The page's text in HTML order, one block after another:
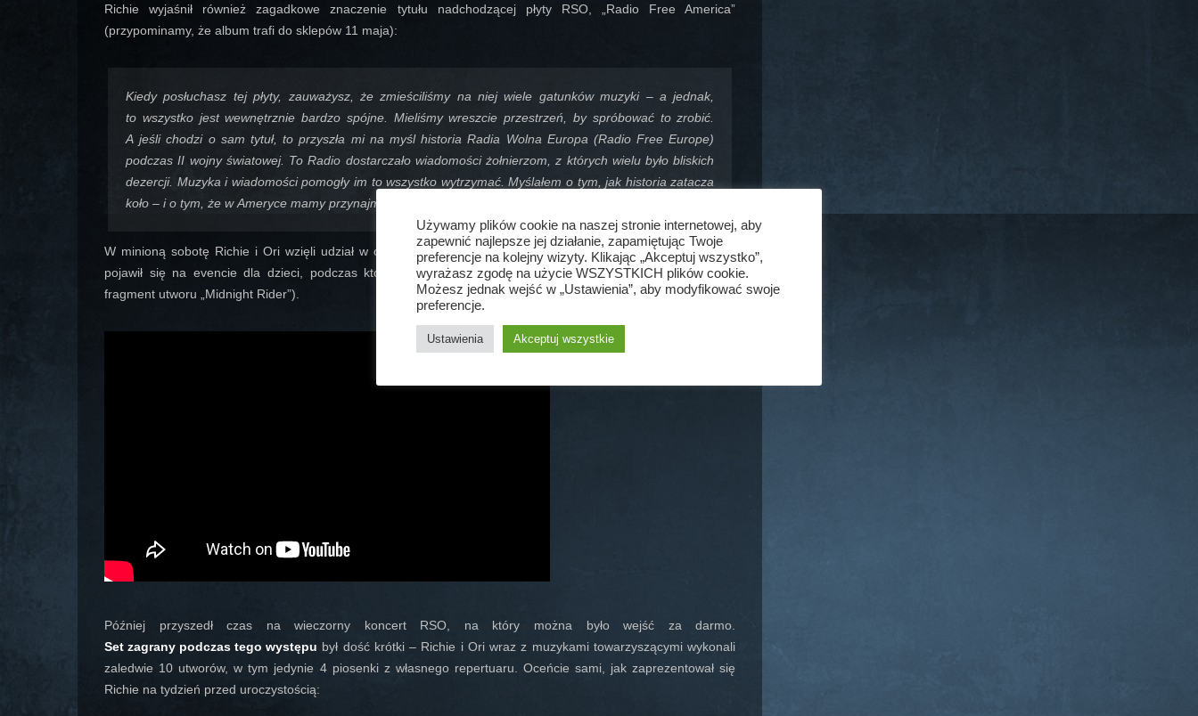
Richie wyjaśnił również zagadkowe znaczenie tytułu nadchodzącej płyty RSO, „Radio Free America”
(przypominamy, że album trafi do sklepów 11 maja):
Kiedy posłuchasz tej płyty, zauważysz, że zmieściliśmy na niej wiele gatunków muzyki – a jednak,
to wszystko jest wewnętrznie bardzo spójne. Mieliśmy wreszcie przestrzeń, by spróbować to zrobić.
A jeśli chodzi o sam tytuł, to przyszła mi na myśl historia Radia Wolna Europa (Radio Free Europe)
podczas II wojny światowej. To Radio dostarczało wiadomości żołnierzom, z których wielu było bliskich
dezercji. Muzyka i wiadomości pomogły im to wszystko wytrzymać. Myślałem o tym, jak historia zatacza
koło – i o tym, że w Ameryce mamy przynajmniej prawo wybrać, jaką muzykę chcemy grać.
W minioną sobotę Richie i Ori wzięli udział w otwarciu tygodnia celebracji w Cleveland. Najpierw sam Richie
pojawił się na evencie dla dzieci, podczas którego wykonał „Wanted Dead Or Alive” (jako wstęp posłużył
fragment utworu „Midnight Rider”).
Później przyszedł czas na wieczorny koncert RSO, na który można było wejść za darmo.
Set zagrany podczas tego występu był dość krótki – Richie i Ori wraz z muzykami towarzyszącymi wykonali
zaledwie 10 utworów, w tym jedynie 4 piosenki z własnego repertuaru. Oceńcie sami, jak zaprezentował się
Richie na tydzień przed uroczystością:
Używamy plików cookie na naszej stronie internetowej, aby
zapewnić najlepsze jej działanie, zapamiętując Twoje
preferencje na kolejny wizyty. Klikając „Akceptuj wszystko”,
wyrażasz zgodę na użycie WSZYSTKICH plików cookie.
Możesz jednak wejść w „Ustawienia”, aby modyfikować swoje
preferencje.
Ustawienia Akceptuj wszystkie